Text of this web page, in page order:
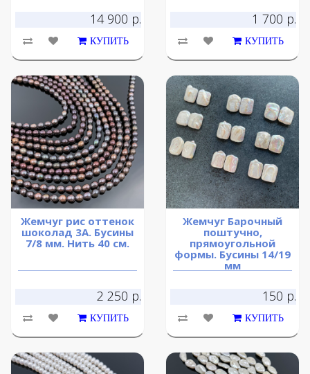
14 900 р.
КУПИТЬ
1 700 р.
КУПИТЬ
Жемчуг рис оттенок
шоколад 3А. Бусины
7/8 мм. Нить 40 см.
2 250 р.
КУПИТЬ
Жемчуг Барочный
поштучно,
прямоугольной
формы. Бусины 14/19
мм
150 р.
КУПИТЬ